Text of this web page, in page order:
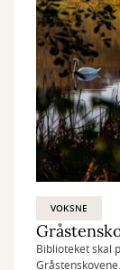
VOKSNE
Biblioteket skal
Gråstenskovene.